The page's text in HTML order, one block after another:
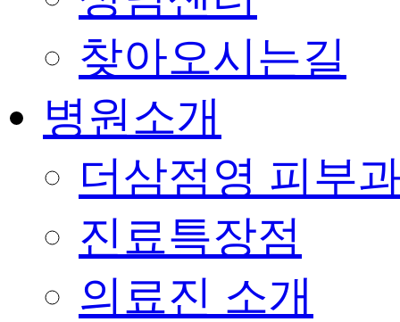
찾아오시는길
병원소개
더삼점영 피부
진료특장점
의료진 소개